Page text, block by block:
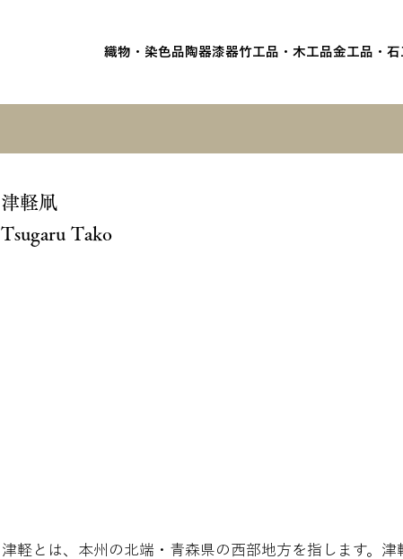
織物・染色品 陶器漆器竹工品・木工品金工品・石
津軽凧
Tsugaru Tako
津軽とは、本州の北端・青森県の西部地方を指します。